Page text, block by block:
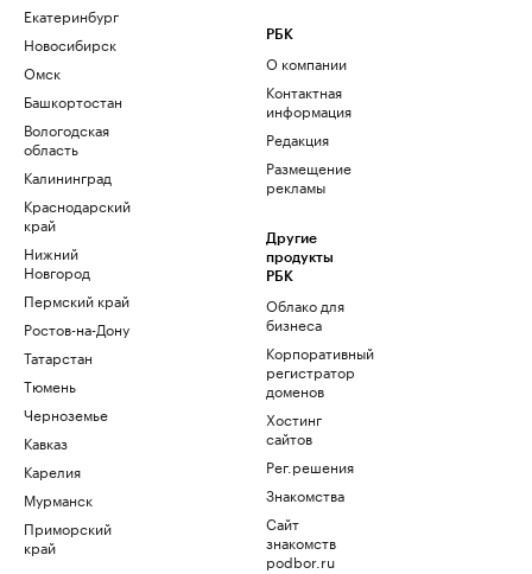
Екатеринбург
Новосибирск
Омск
Башкортостан
Вологодская
область
Калининград
Краснодарский
край
Нижний
Новгород
Пермский край
Ростов-на-Дону
Татарстан
Тюмень
Черноземье
Кавказ
Карелия
Мурманск
Приморский
край
РБК
О компании
Контактная
информация
Редакция
Размещение
рекламы
Другие
продукты
РБК
Облако для
бизнеса
Корпоративный
регистратор
доменов
Хостинг
сайтов
Рег.решения
Знакомства
Сайт
знакомств
podbor.ru